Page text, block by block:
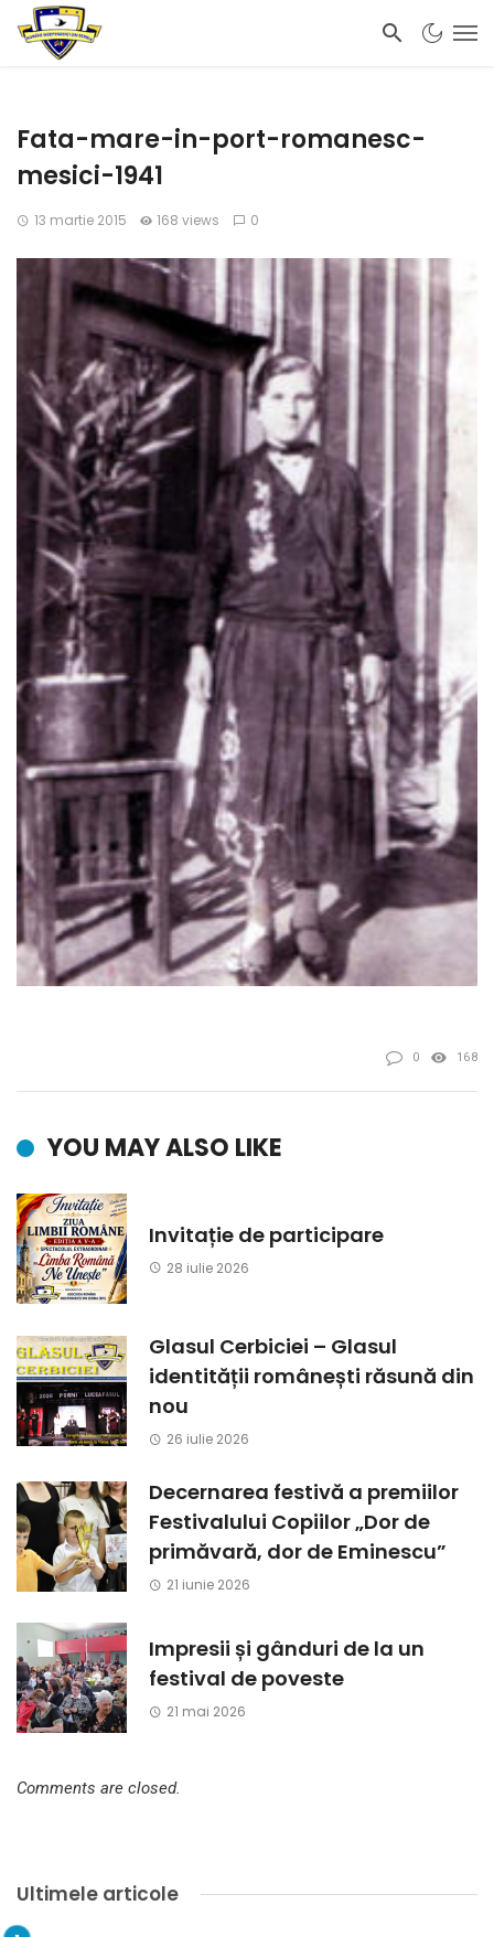
Fata-mare-in-port-romanesc-
mesici-1941
13 martie 2015 168 views 0
0 168
YOU MAY ALSO LIKE
Invitație de participare
28 iulie 2026
Glasul Cerbiciei – Glasul
identității românești răsună din
nou
26 iulie 2026
Decernarea festivă a premiilor
Festivalului Copiilor „Dor de
primăvară, dor de Eminescu”
21 iunie 2026
Impresii și gânduri de la un
festival de poveste
21 mai 2026
Comments are closed.
Ultimele articole